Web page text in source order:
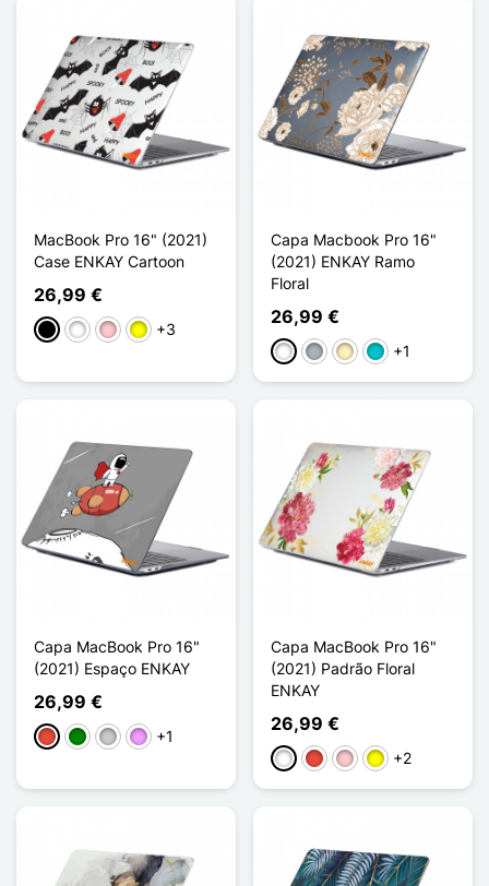
MacBook Pro 16" (2021)
Case ENKAY Cartoon
26,99 €
PretoBrancoRosaAmarelo
+3
Capa Macbook Pro 16"
(2021) ENKAY Ramo
Floral
26,99 €
BrancoCinzento
OuroTurquesa
+1
Capa MacBook Pro 16"
(2021) Espaço ENKAY
26,99 €
Vermelho
VerdeTransparente
Violeta ligeira
+1
Capa MacBook Pro 16"
(2021) Padrão Floral
ENKAY
26,99 €
BrancoVermelho
RosaAmarelo
+2